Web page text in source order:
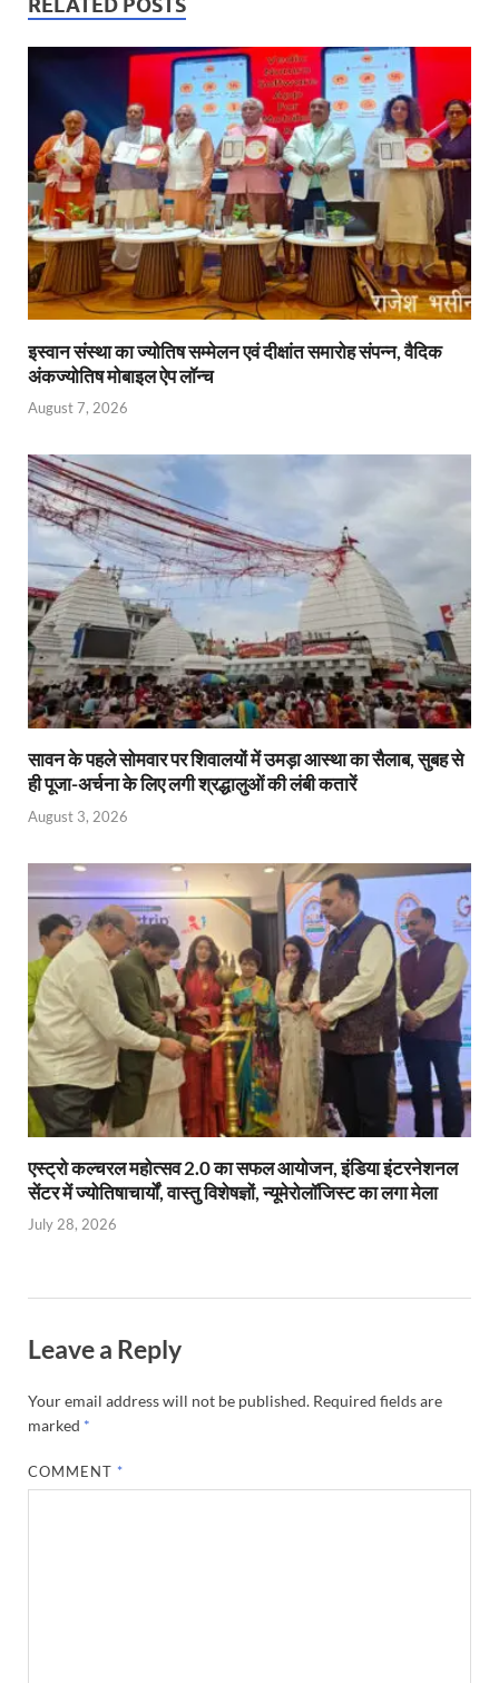
A
p
p
o
o
k
ie
n
dl
y
dI
n
इस्वान संस्था का ज्योतिष सम्मेलन एवं दीक्षांत समारोह संपन्न, वैदिक
अंकज्योतिष मोबाइल ऐप लॉन्च
August 7, 2026
सावन के पहले सोमवार पर शिवालयों में उमड़ा आस्था का सैलाब, सुबह से
ही पूजा-अर्चना के लिए लगी श्रद्धालुओं की लंबी कतारें
August 3, 2026
एस्ट्रो कल्चरल महोत्सव 2.0 का सफल आयोजन, इंडिया इंटरनेशनल
सेंटर में ज्योतिषाचार्यों, वास्तु विशेषज्ञों, न्यूमेरोलॉजिस्ट का लगा मेला
July 28, 2026
Leave a Reply
Your email address will not be published. Required fields are
marked *
COMMENT *